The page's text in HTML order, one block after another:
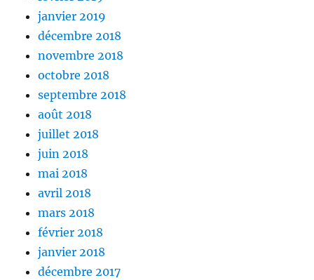
janvier 2019
décembre 2018
novembre 2018
octobre 2018
septembre 2018
août 2018
juillet 2018
juin 2018
mai 2018
avril 2018
mars 2018
février 2018
janvier 2018
décembre 2017